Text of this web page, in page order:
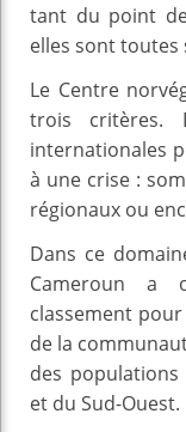
tant du point
elles sont
Le Centre
trois critères.
internationales
à une crise :
régionaux ou
Dans ce
Cameroun a
classement
de la
des populations
et du Sud-Ouest.